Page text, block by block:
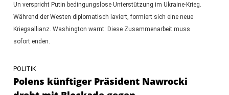
Un verspricht Putin bedingungslose Unterstützung im Ukraine-Krieg.
Während der Westen diplomatisch laviert, formiert sich eine neue
Kriegsallianz. Washington warnt: Diese Zusammenarbeit muss
sofort enden.
POLITIK
Polens künftiger Präsident Nawrocki